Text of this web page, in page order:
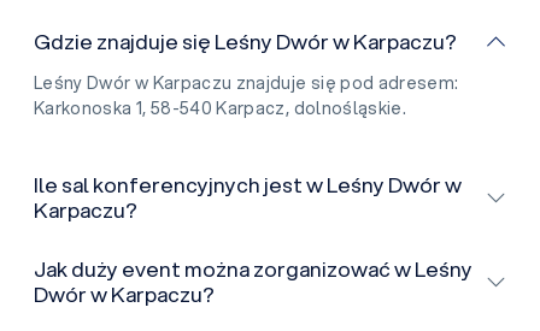
Gdzie znajduje się Leśny Dwór w Karpaczu?
Leśny Dwór w Karpaczu znajduje się pod adresem:
Karkonoska 1, 58-540 Karpacz, dolnośląskie.
Ile sal konferencyjnych jest w Leśny Dwór w
Karpaczu?
Jak duży event można zorganizować w Leśny
Dwór w Karpaczu?